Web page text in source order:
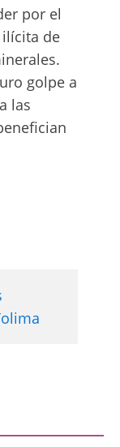
por el
de
golpe a
las